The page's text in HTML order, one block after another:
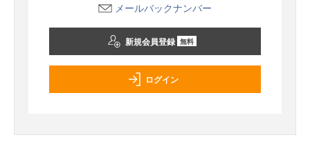
メールバックナンバー
新規会員登録 無料
ログイン